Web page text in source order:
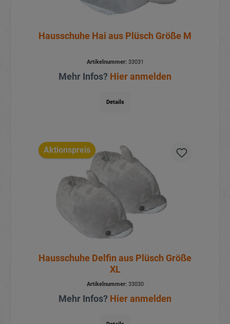
Hausschuhe Hai aus Plüsch Größe M
Artikelnummer:33031
Mehr Infos? Hier anmelden
Details
Aktionspreis
Hausschuhe Delfin aus Plüsch Größe
XL
Artikelnummer:33030
Mehr Infos? Hier anmelden